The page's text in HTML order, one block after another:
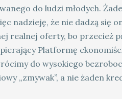
do ludzi młodych.
nadzieję, że nie dadzą się
realnej oferty, bo przecież
Platformę
do wysokiego
„zmywak”, a nie żaden